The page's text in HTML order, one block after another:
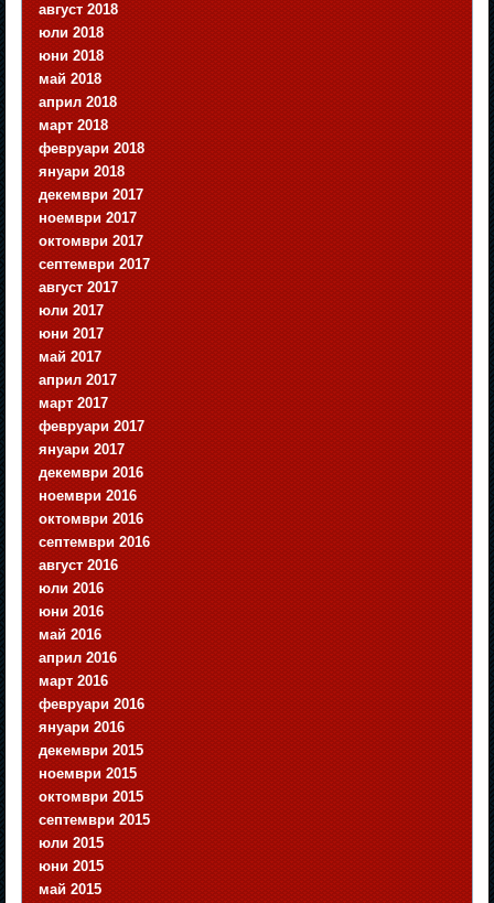
август 2018
юли 2018
юни 2018
май 2018
април 2018
март 2018
февруари 2018
януари 2018
декември 2017
ноември 2017
октомври 2017
септември 2017
август 2017
юли 2017
юни 2017
май 2017
април 2017
март 2017
февруари 2017
януари 2017
декември 2016
ноември 2016
октомври 2016
септември 2016
август 2016
юли 2016
юни 2016
май 2016
април 2016
март 2016
февруари 2016
януари 2016
декември 2015
ноември 2015
октомври 2015
септември 2015
юли 2015
юни 2015
май 2015